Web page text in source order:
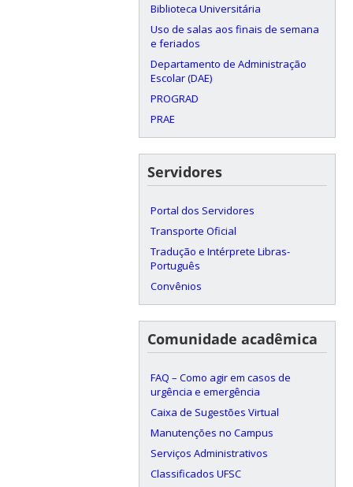
Biblioteca Universitária
Uso de salas aos finais de semana
e feriados
Departamento de Administração
Escolar (DAE)
PROGRAD
PRAE
Servidores
Portal dos Servidores
Transporte Oficial
Tradução e Intérprete Libras-
Português
Convênios
Comunidade acadêmica
FAQ – Como agir em casos de
urgência e emergência
Caixa de Sugestões Virtual
Manutenções no Campus
Serviços Administrativos
Classificados UFSC